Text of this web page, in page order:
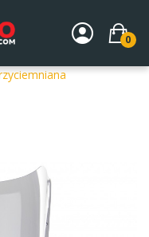
0
Szyby
Szyby